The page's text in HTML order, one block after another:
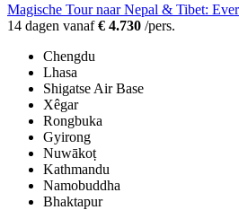
Magische Tour naar Nepal & Tibet:
14 dagen vanaf€ 4.730 /pers.
Chengdu
Lhasa
Shigatse Air Base
Xêgar
Rongbuka
Gyirong
Nuwākoṭ
Kathmandu
Namobuddha
Bhaktapur